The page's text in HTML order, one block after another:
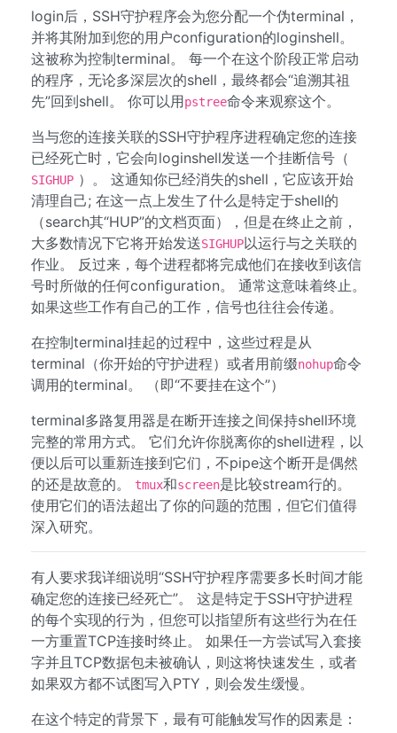
login后，SSH守护程序会为您分配一个伪terminal，
并将其附加到您的用户configuration的loginshell。
这被称为控制terminal。 每一个在这个阶段正常启动
的程序，无论多深层次的shell，最终都会“追溯其祖
先”回到shell。 你可以用pstree命令来观察这个。
当与您的连接关联的SSH守护程序进程确定您的连接
已经死亡时，它会向loginshell发送一个挂断信号（
SIGHUP ）。 这通知你已经消失的shell，它应该开始
清理自己; 在这一点上发生了什么是特定于shell的
（search其“HUP”的文档页面），但是在终止之前，
大多数情况下它将开始发送SIGHUP以运行与之关联的
作业。 反过来，每个进程都将完成他们在接收到该信
号时所做的任何configuration。 通常这意味着终止。
如果这些工作有自己的工作，信号也往往会传递。
在控制terminal挂起的过程中，这些过程是从
terminal（你开始的守护进程）或者用前缀nohup命令
调用的terminal。 （即“不要挂在这个”）
terminal多路复用器是在断开连接之间保持shell环境
完整的常用方式。 它们允许你脱离你的shell进程，以
便以后可以重新连接到它们，不pipe这个断开是偶然
的还是故意的。
tmux和screen是比较stream行的。
使用它们的语法超出了你的问题的范围，但它们值得
深入研究。
有人要求我详细说明“SSH守护程序需要多长时间才能
确定您的连接已经死亡”。 这是特定于SSH守护进程
的每个实现的行为，但您可以指望所有这些行为在任
一方重置TCP连接时终止。 如果任一方尝试写入套接
字并且TCP数据包未被确认，则这将快速发生，或者
如果双方都不试图写入PTY，则会发生缓慢。
在这个特定的背景下，最有可能触发写作的因素是：